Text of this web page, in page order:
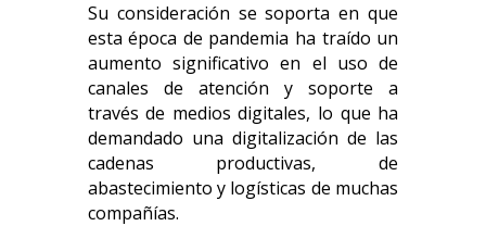
Su consideración se soporta en que
esta época de pandemia ha traído un
aumento significativo en el uso de
canales de atención y soporte a
través de medios digitales, lo que ha
demandado una digitalización de las
cadenas productivas, de
abastecimiento y logísticas de muchas
compañías.